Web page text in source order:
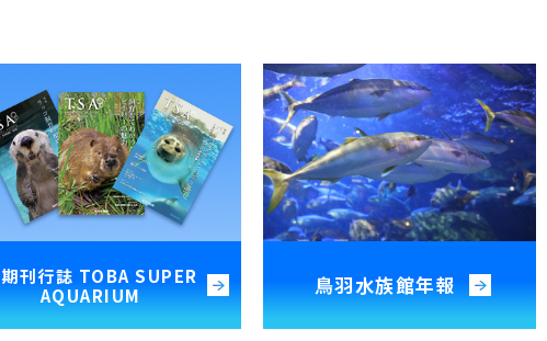
刊行誌 TOBA SUPER
AQUARIUM
鳥羽水族館年報